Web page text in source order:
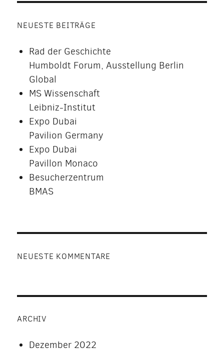
NEUESTE BEITRÄGE
Rad der Geschichte
Humboldt Forum, Ausstellung Berlin
Global
MS Wissenschaft
Leibniz-Institut
Expo Dubai
Pavilion Germany
Expo Dubai
Pavillon Monaco
Besucherzentrum
BMAS
NEUESTE KOMMENTARE
ARCHIV
Dezember 2022